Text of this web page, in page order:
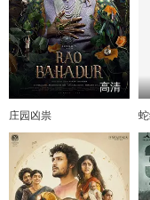
高清
庄园凶祟